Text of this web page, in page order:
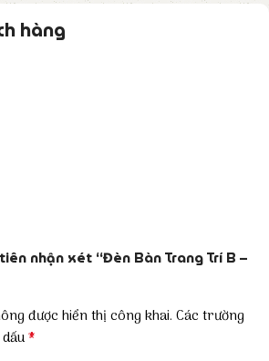
hàng
nhận xét “Đèn Bàn Trang Trí B –
được hiển thị công khai. Các trường
*